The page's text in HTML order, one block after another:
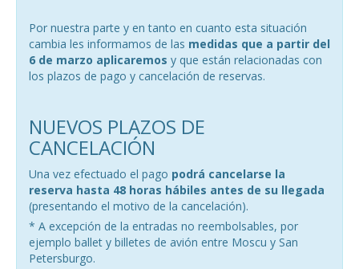
Por nuestra parte y en tanto en cuanto esta situación
cambia les informamos de las medidas que a partir del
6 de marzo aplicaremos y que están relacionadas con
los plazos de pago y cancelación de reservas.
NUEVOS PLAZOS DE
CANCELACIÓN
Una vez efectuado el pago podrá cancelarse la
reserva hasta 48 horas hábiles antes de su llegada
(presentando el motivo de la cancelación).
* A excepción de la entradas no reembolsables, por
ejemplo ballet y billetes de avión entre Moscu y San
Petersburgo.